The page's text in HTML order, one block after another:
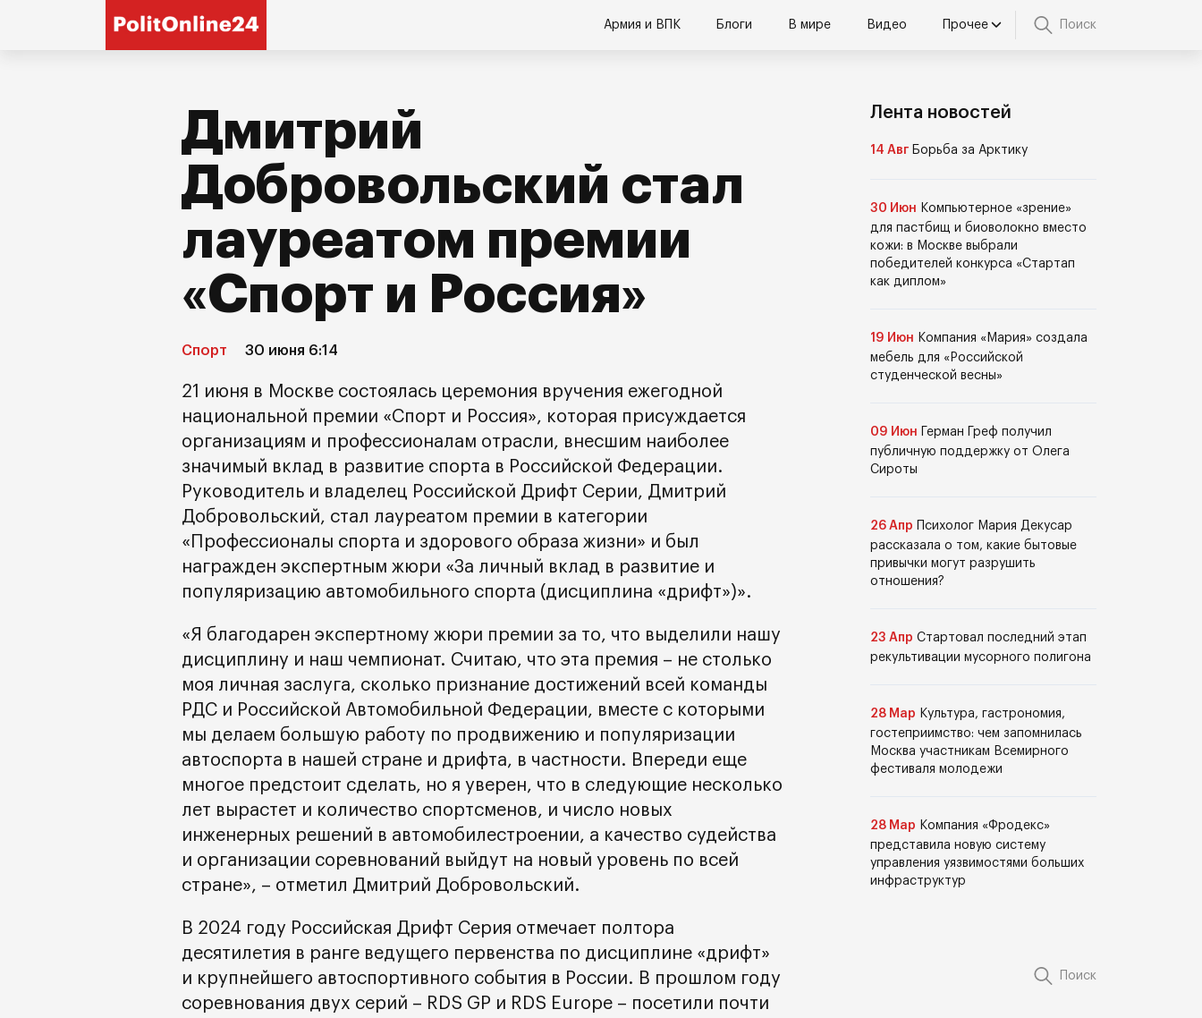
Армия и ВПК Блоги В мире Видео Прочее Поиск
Дмитрий
Добровольский стал
лауреатом премии
«Спорт и Россия»
Спорт 30 июня 6:14
21 июня в Москве состоялась церемония вручения ежегодной
национальной премии «Спорт и Россия», которая присуждается
организациям и профессионалам отрасли, внесшим наиболее
значимый вклад в развитие спорта в Российской Федерации.
Руководитель и владелец Российской Дрифт Серии, Дмитрий
Добровольский, стал лауреатом премии в категории
«Профессионалы спорта и здорового образа жизни» и был
награжден экспертным жюри «За личный вклад в развитие и
популяризацию автомобильного спорта (дисциплина «дрифт»)».
«Я благодарен экспертному жюри премии за то, что выделили нашу
дисциплину и наш чемпионат. Считаю, что эта премия – не столько
моя личная заслуга, сколько признание достижений всей команды
РДС и Российской Автомобильной Федерации, вместе с которыми
мы делаем большую работу по продвижению и популяризации
автоспорта в нашей стране и дрифта, в частности. Впереди еще
многое предстоит сделать, но я уверен, что в следующие несколько
лет вырастет и количество спортсменов, и число новых
инженерных решений в автомобилестроении, а качество судейства
и организации соревнований выйдут на новый уровень по всей
стране», – отметил Дмитрий Добровольский.
В 2024 году Российская Дрифт Серия отмечает полтора
десятилетия в ранге ведущего первенства по дисциплине «дрифт»
и крупнейшего автоспортивного события в России. В прошлом году
соревнования двух серий – RDS GP и RDS Europe – посетили почти
Лента новостей
14 Авг Борьба за Арктику
30 Июн Компьютерное «зрение»
для пастбищ и биоволокно вместо
кожи: в Москве выбрали
победителей конкурса «Стартап
как диплом»
19 Июн Компания «Мария» создала
мебель для «Российской
студенческой весны»
09 Июн
Герман Греф получил
публичную поддержку от Олега
Сироты
26 Апр
Психолог Мария Декусар
рассказала о том, какие бытовые
привычки могут разрушить
отношения?
23 Апр Стартовал последний этап
рекультивации мусорного полигона
28 Мар Культура, гастрономия,
гостеприимство: чем запомнилась
Москва участникам Всемирного
фестиваля молодежи
28 Мар Компания «Фродекс»
представила новую систему
управления уязвимостями больших
инфраструктур
Поиск